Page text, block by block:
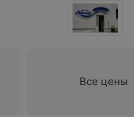
Все цены